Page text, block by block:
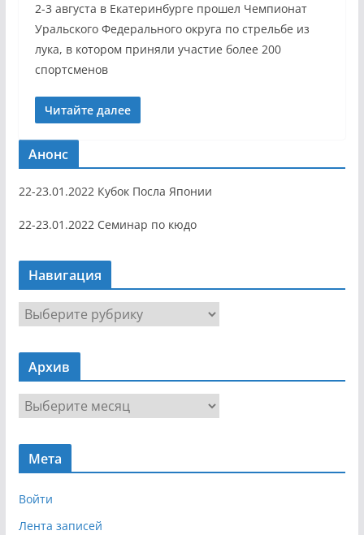
2-3 августа в Екатеринбурге прошел Чемпионат
Уральского Федерального округа по стрельбе из
лука, в котором приняли участие более 200
спортсменов
Читайте далее
Анонс
22-23.01.2022 Кубок Посла Японии
22-23.01.2022 Семинар по кюдо
Навигация
Н
в
г
я
Архив
х
Мета
Войти
Лента записей